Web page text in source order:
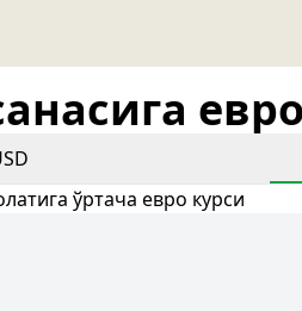
ўртача евро курси